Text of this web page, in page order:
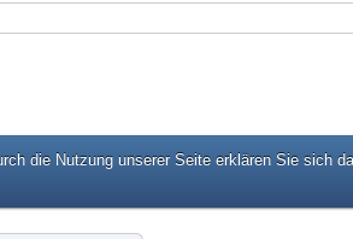
die Nutzung unserer Seite erklären Sie sich